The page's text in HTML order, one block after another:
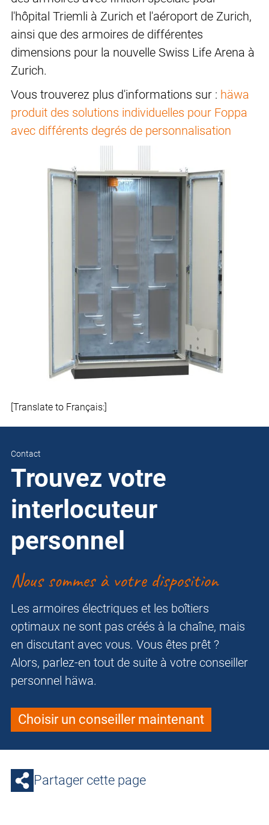
l'hôpital Triemli à Zurich et l'aéroport de Zurich,
ainsi que des armoires de différentes
dimensions pour la nouvelle Swiss Life Arena à
Zurich.
Vous trouverez plus d'informations sur : häwa
produit des solutions individuelles pour Foppa
avec différents degrés de personnalisation
[Translate to Français:]
Contact
Trouvez votre
interlocuteur
personnel
Nous sommes à votre disposition
Les armoires électriques et les boîtiers
optimaux ne sont pas créés à la chaîne, mais
en discutant avec vous. Vous êtes prêt ?
Alors, parlez-en tout de suite à votre conseiller
personnel häwa.
Choisir un conseiller maintenant
Partager cette page